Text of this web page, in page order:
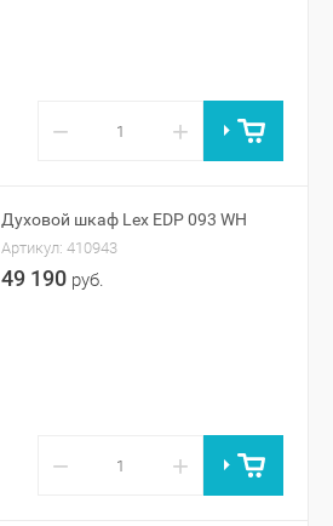
− +
Духовой шкаф Lex EDP 093 WH
Артикул: 410943
49 190 руб.
− +